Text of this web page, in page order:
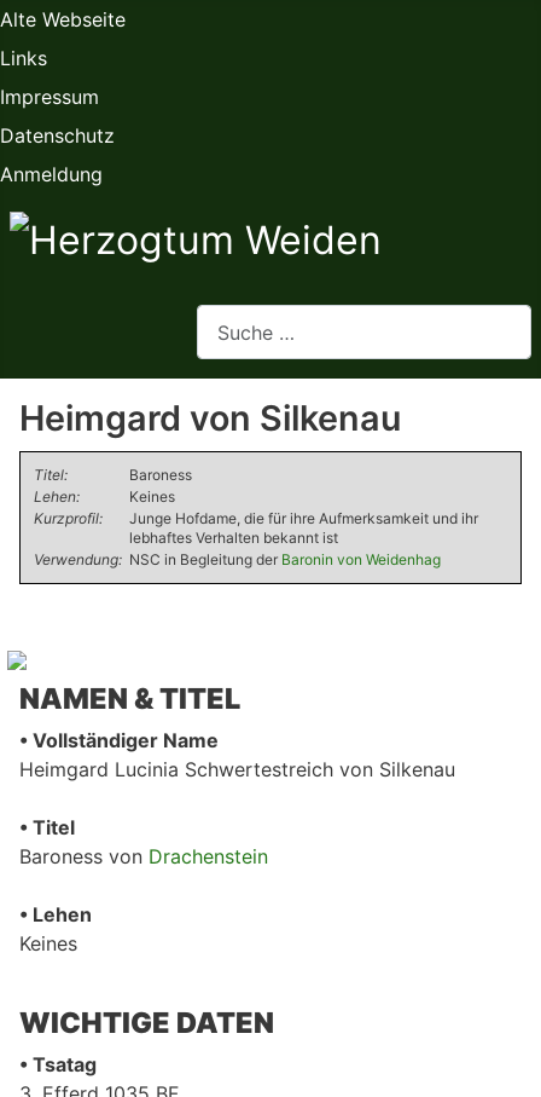
Alte Webseite
Links
Impressum
Datenschutz
Anmeldung
Heimgard von Silkenau
Titel:
Baroness
Lehen:
Keines
Kurzprofil:
Junge Hofdame, die für ihre Aufmerksamkeit und ihr
lebhaftes Verhalten bekannt ist
Verwendung: NSC in Begleitung der Baronin von Weidenhag
NAMEN & TITEL
• Vollständiger Name
Heimgard Lucinia Schwertestreich von Silkenau
• Titel
Baroness von Drachenstein
• Lehen
Keines
WICHTIGE DATEN
• Tsatag